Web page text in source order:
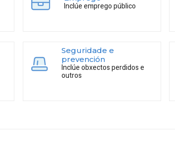
Inclúe emprego público
Seguridade e
prevención
Inclúe obxectos perdidos e
outros